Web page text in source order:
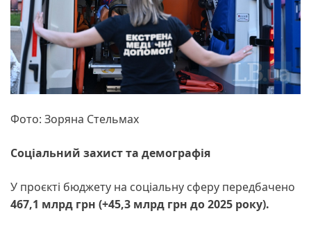
Фото: Зоряна Стельмах
Соціальний захист та демографія
У проєкті бюджету на соціальну сферу передбачено
467,1 млрд грн (+45,3 млрд грн до 2025 року).